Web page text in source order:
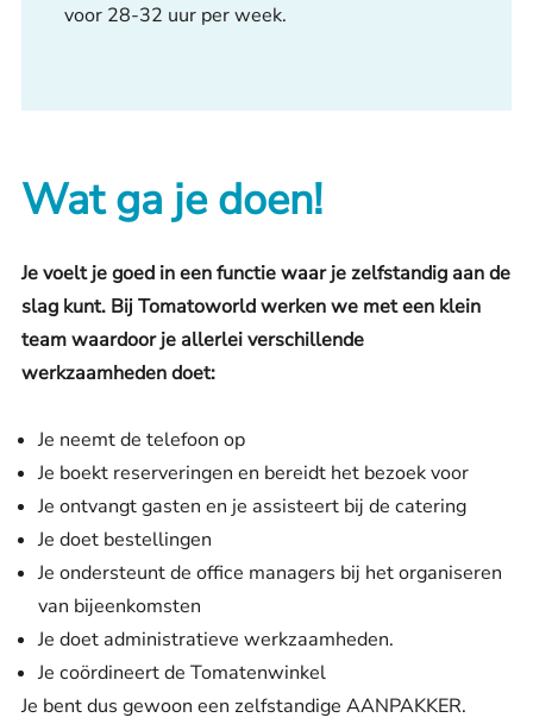
voor 28-32 uur per week.
Wat ga je doen!
Je voelt je goed in een functie waar je zelfstandig aan de
slag kunt. Bij Tomatoworld werken we met een klein
team waardoor je allerlei verschillende
werkzaamheden doet:
Je neemt de telefoon op
Je boekt reserveringen en bereidt het bezoek voor
Je ontvangt gasten en je assisteert bij de catering
Je doet bestellingen
Je ondersteunt de office managers bij het organiseren
van bijeenkomsten
Je doet administratieve werkzaamheden.
Je coördineert de Tomatenwinkel
Je bent dus gewoon een zelfstandige AANPAKKER.